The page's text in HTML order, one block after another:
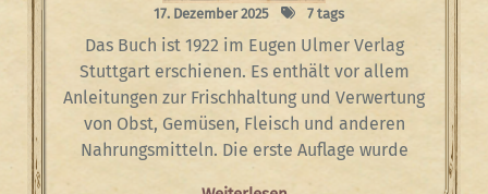
17. Dezember 2025 7 tags
Das Buch ist 1922 im Eugen Ulmer Verlag
Stuttgart erschienen. Es enthält vor allem
Anleitungen zur Frischhaltung und Verwertung
von Obst, Gemüsen, Fleisch und anderen
Nahrungsmitteln. Die erste Auflage wurde